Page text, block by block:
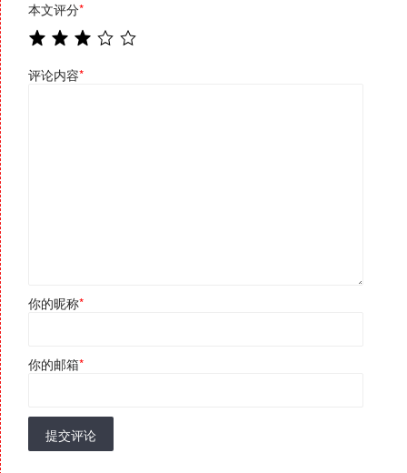
本文评分*
评论内容*
你的昵称*
你的邮箱*
提交评论